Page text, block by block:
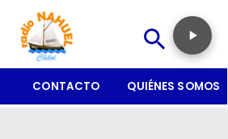
CONTACTO QUIÉNES SOMOS